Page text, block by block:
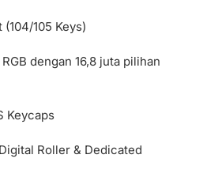
105 Keys)
dengan 16,8 juta pilihan
Keycaps
Roller & Dedicated